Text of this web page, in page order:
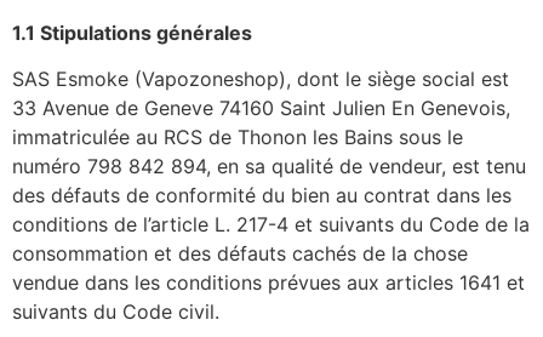
1.1 Stipulations générales
SAS Esmoke (Vapozoneshop), dont le siège social est
33 Avenue de Geneve 74160 Saint Julien En Genevois,
immatriculée au RCS de Thonon les Bains sous le
numéro 798 842 894, en sa qualité de vendeur, est tenu
des défauts de conformité du bien au contrat dans les
conditions de l’article L. 217-4 et suivants du Code de la
consommation et des défauts cachés de la chose
vendue dans les conditions prévues aux articles 1641 et
suivants du Code civil.